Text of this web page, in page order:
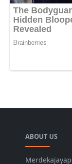
ABOUT US